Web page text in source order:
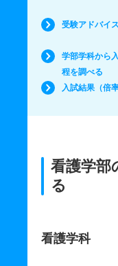
受験アドバイス
学部学科から
程を調べる
入試結果（倍
看護学部
る
看護学科